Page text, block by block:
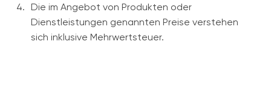
Die im Angebot von Produkten oder
Dienstleistungen genannten Preise verstehen
sich inklusive Mehrwertsteuer.